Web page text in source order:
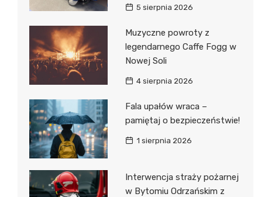
5 sierpnia 2026
Muzyczne powroty z
legendarnego Caffe Fogg w
Nowej Soli
4 sierpnia 2026
Fala upałów wraca –
pamiętaj o bezpieczeństwie!
1 sierpnia 2026
Interwencja straży pożarnej
w Bytomiu Odrzańskim z